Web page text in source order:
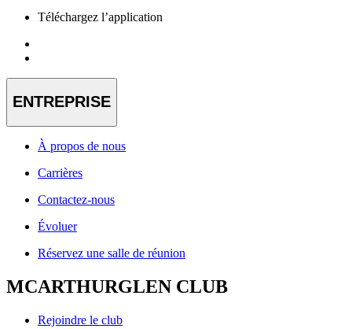
Téléchargez l’application
ENTREPRISE
À propos de nous
Carrières
Contactez-nous
Évoluer
Réservez une salle de réunion
MCARTHURGLEN CLUB
Rejoindre le club